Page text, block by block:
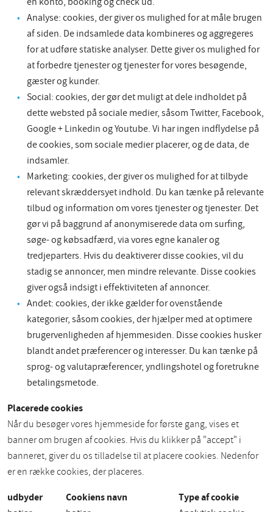
Analyse: cookies, der giver os mulighed for at måle brugen
af siden. De indsamlede data kombineres og aggregeres
for at udføre statiske analyser. Dette giver os mulighed for
at forbedre tjenester og tjenester for vores besøgende,
gæster og kunder.
Social: cookies, der gør det muligt at dele indholdet på
dette websted på sociale medier, såsom Twitter, Facebook,
Google + Linkedin og Youtube. Vi har ingen indflydelse på
de cookies, som sociale medier placerer, og de data, de
indsamler.
Marketing: cookies, der giver os mulighed for at tilbyde
relevant skræddersyet indhold. Du kan tænke på relevante
tilbud og information om vores tjenester og tjenester. Det
gør vi på baggrund af anonymiserede data om surfing,
søge- og købsadfærd, via vores egne kanaler og
tredjeparters. Hvis du deaktiverer disse cookies, vil du
stadig se annoncer, men mindre relevante. Disse cookies
giver også indsigt i effektiviteten af annoncer.
Andet: cookies, der ikke gælder for ovenstående
kategorier, såsom cookies, der hjælper med at optimere
brugervenligheden af hjemmesiden. Disse cookies husker
blandt andet præferencer og interesser. Du kan tænke på
sprog- og valutapræferencer, yndlingshotel og foretrukne
betalingsmetode.
Placerede cookies
Når du besøger vores hjemmeside for første gang, vises et
banner om brugen af cookies. Hvis du klikker på "accept" i
banneret, giver du os tilladelse til at placere cookies. Nedenfor
er en række cookies, der placeres.
udbyder Cookiens navn Type af cookie